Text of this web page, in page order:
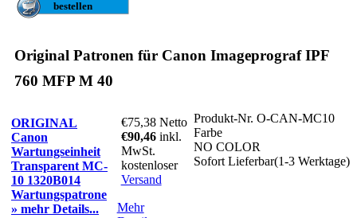
Original Patronen für Canon Imageprograf IPF
760 MFP M 40
ORIGINAL
Canon
Wartungseinheit
Transparent MC-
10 1320B014
Wartungspatrone
» mehr Details...
€75,38 Netto
€90,46 inkl.
MwSt.
kostenloser
Versand
Produkt-Nr. O-CAN-MC10
Farbe
NO COLOR
Sofort Lieferbar(1-3 Werktage)
Mehr